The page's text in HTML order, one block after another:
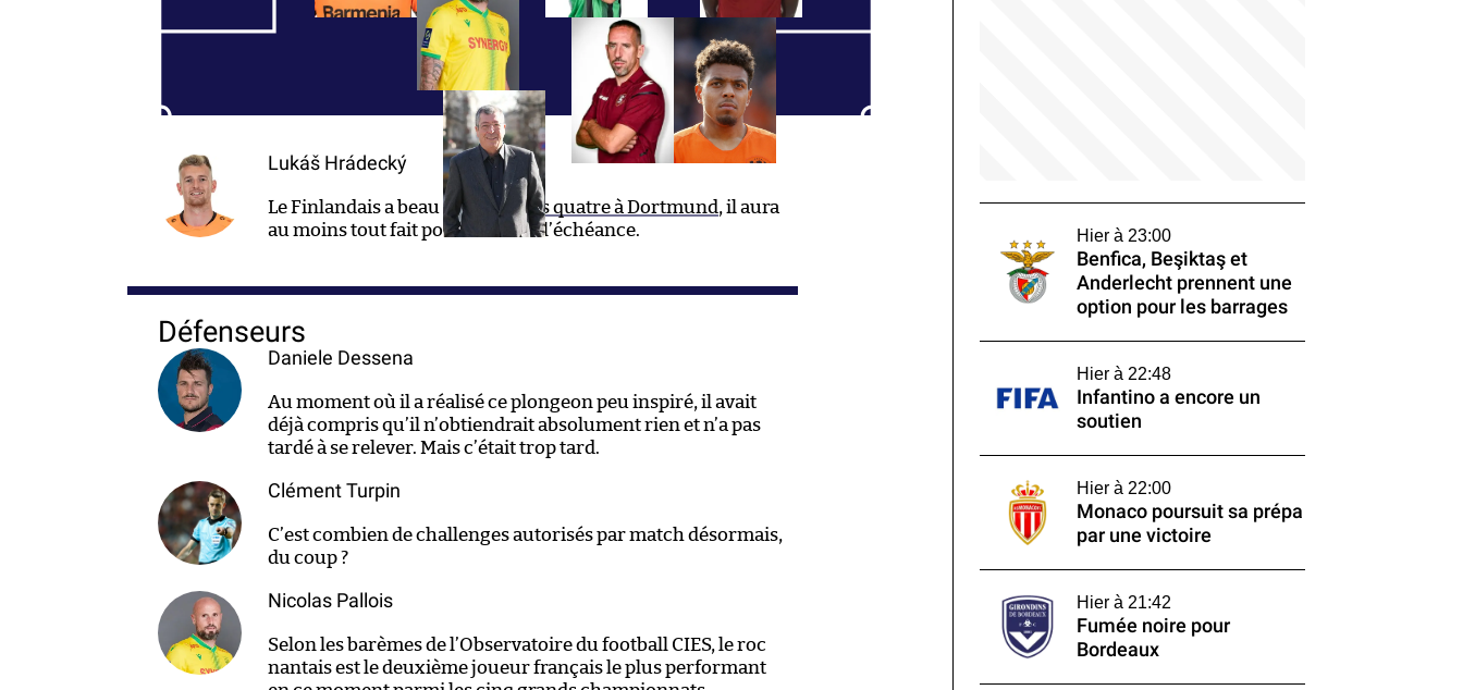
Lukáš Hrádecký
Le Finlandais a beau en avoir pris quatre à Dortmund , il aura
au moins tout fait pour retarder l’échéance.
Défenseurs
Daniele Dessena
Au moment où il a réalisé ce plongeon peu inspiré, il avait
déjà compris qu’il n’obtiendrait absolument rien et n’a pas
tardé à se relever. Mais c’était trop tard.
Clément Turpin
C’est combien de challenges autorisés par match désormais,
du coup ?
Nicolas Pallois
Selon les barèmes de l’Observatoire du football CIES, le roc
nantais est le deuxième joueur français le plus performant
Hier à 23:00
Benfica, Beşiktaş et
Anderlecht prennent une
option pour les barrages
Hier à 22:48
Infantino a encore un
soutien
Hier à 22:00
Monaco poursuit sa prépa
par une victoire
Hier à 21:42
Fumée noire pour
Bordeaux